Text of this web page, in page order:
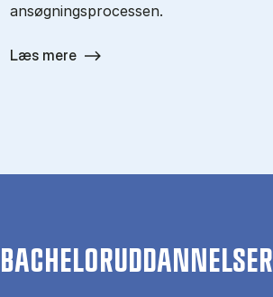
ansøgningsprocessen.
Læs mere
BACHELORUDDANNELSER